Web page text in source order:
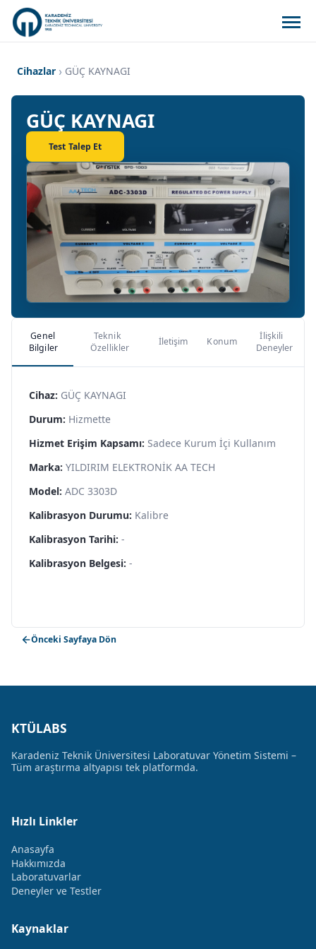
Cihazlar GÜÇ KAYNAGI
GÜÇ KAYNAGI
Test Talep Et
Genel
Bilgiler
Teknik
Özellikler
İletişim Konum
İlişkili
Deneyler
Cihaz: GÜÇ KAYNAGI
Durum: Hizmette
Hizmet Erişim Kapsamı: Sadece Kurum İçi Kullanım
Marka: YILDIRIM ELEKTRONİK AA TECH
Model: ADC 3303D
Kalibrasyon Durumu: Kalibre
Kalibrasyon Tarihi: -
Kalibrasyon Belgesi: -
Önceki Sayfaya Dön
KTÜLABS
Karadeniz Teknik Üniversitesi Laboratuvar Yönetim Sistemi –
Tüm araştırma altyapısı tek platformda.
Hızlı Linkler
Anasayfa
Hakkımızda
Laboratuvarlar
Deneyler ve Testler
Kaynaklar